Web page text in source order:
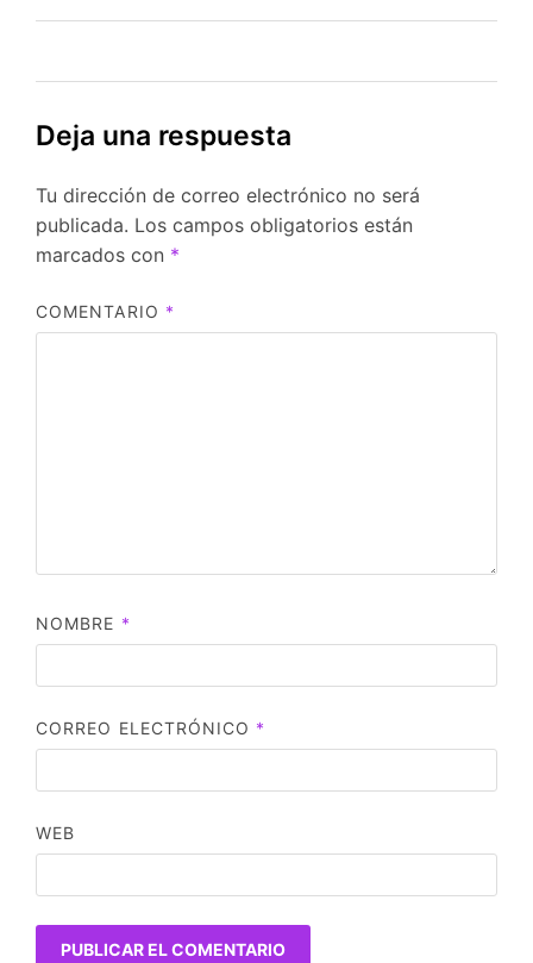
Deja una respuesta
Tu dirección de correo electrónico no será
publicada. Los campos obligatorios están
marcados con *
COMENTARIO *
NOMBRE *
CORREO ELECTRÓNICO *
WEB